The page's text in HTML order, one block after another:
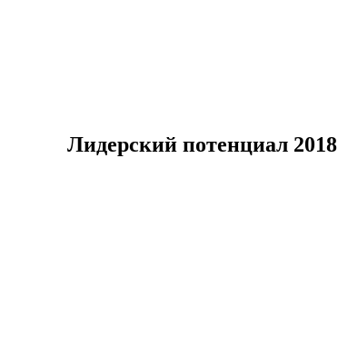
Лидерский потенциал2018